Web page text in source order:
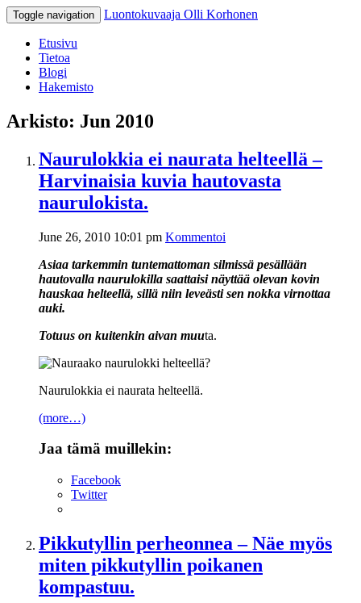
Toggle navigation Luontokuvaaja Olli Korhonen
Etusivu
Tietoa
Blogi
Hakemisto
Arkisto: Jun 2010
Naurulokkia ei naurata helteellä –
Harvinaisia kuvia hautovasta
naurulokista.
June 26, 2010 10:01 pm Kommentoi
Asiaa tarkemmin tuntemattoman silmissä pesällään
hautovalla naurulokilla saattaisi näyttää olevan kovin
hauskaa helteellä, sillä niin leveästi sen nokka virnottaa
auki.
Totuus on kuitenkin aivan muuta.
Naurulokkia ei naurata helteellä.
(more…)
Jaa tämä muillekin:
Facebook
Twitter
Pikkutyllin perheonnea – Näe myös
miten pikkutyllin poikanen
kompastuu.